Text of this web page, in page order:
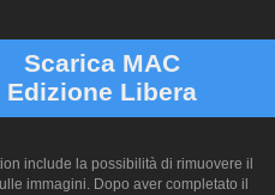
Scarica MAC
Edizione Libera
include la possibilità di rimuovere il
immagini. Dopo aver completato il